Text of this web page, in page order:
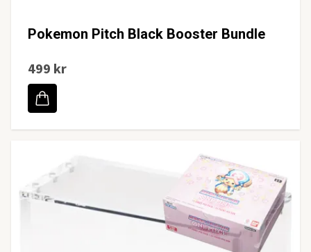
Pokemon Pitch Black Booster Bundle
499 kr